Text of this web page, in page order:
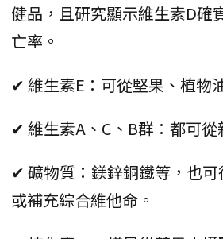
健品，且研究顯示維生素D確
亡率。
✔ 維生素E：可從堅果、植物
✔ 維生素A、C、B群：都可從
✔ 礦物質：鎂鋅銅鐵等，也可
或補充綜合維他命。